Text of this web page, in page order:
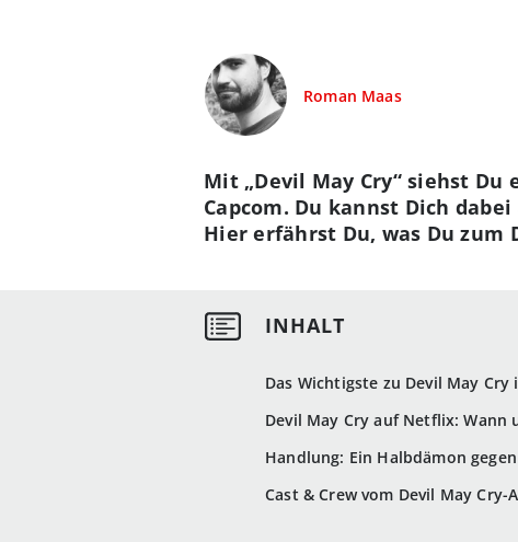
Roman Maas
Das Wichtigste zu Devil May Cry
Devil May Cry auf Netflix: Wann
Handlung: Ein Halbdämon
Cast & Crew vom Devil May
Mit „Devil May Cry“ siehst
Capcom. Du kannst Dich
Hier erfährst Du, was Du zum